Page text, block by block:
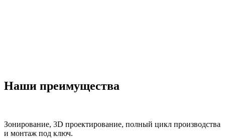
Наши преимущества
Зонирование, 3D проектирование, полный цикл производства
и монтаж под ключ.